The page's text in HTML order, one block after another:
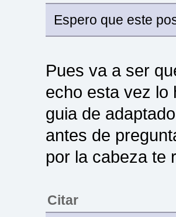
Espero que este
Pues va a ser
echo esta vez lo
guia de
antes de
por la cabeza te
Citar